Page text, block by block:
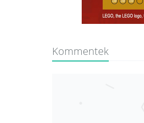
Kommentek